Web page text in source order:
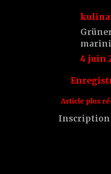
4 juin
Article plus
Inscription